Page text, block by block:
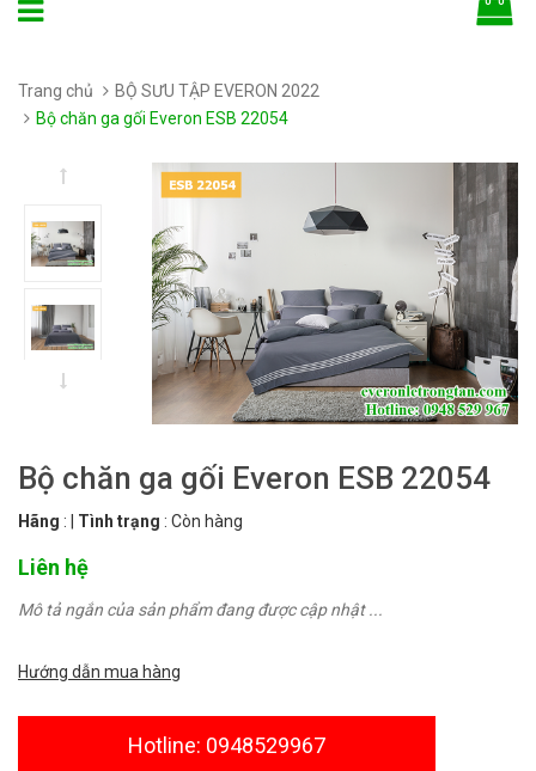
Trang chủ
BỘ SƯU TẬP EVERON 2022
Bộ chăn ga gối Everon ESB 22054
Bộ chăn ga gối Everon ESB 22054
Hãng : Tình trạng : Còn hàng
Liên hệ
Mô tả ngắn của sản phẩm đang được cập nhật ...
Hướng dẫn mua hàng
Hotline: 0948529967